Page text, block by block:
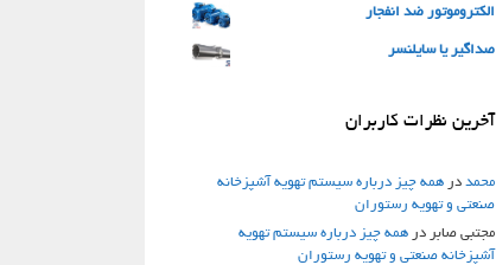
الکتروموتور ضد انفجار
صداگیر یا سایلنسر
آخرین نظرات کاربران
محمد در همه چیز درباره سیستم تهویه آشپزخانه
صنعتی و تهویه رستوران
مجتبی صابر در همه چیز درباره سیستم تهویه
آشپزخانه صنعتی و تهویه رستوران